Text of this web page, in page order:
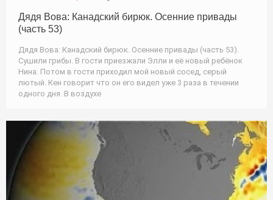
Дядя Вова: Канадский бирюк. Осенние привады
(часть 53)
Дядя Вова: Канадский бирюк. Осенние привады (часть 53).
Сушили грибы. В гости приезжали Элли и её новый ребёнок
Нина. Потом в гости приходил мой новый сосед, серый
лютый. Кен говорит что он его видел уже 3 раза в течении
одного дня. В воздухе